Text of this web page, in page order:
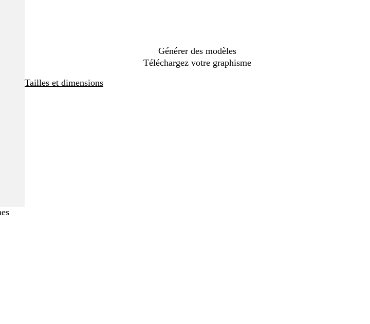
Générer des modèles
Téléchargez votre graphisme
Tailles et dimensions